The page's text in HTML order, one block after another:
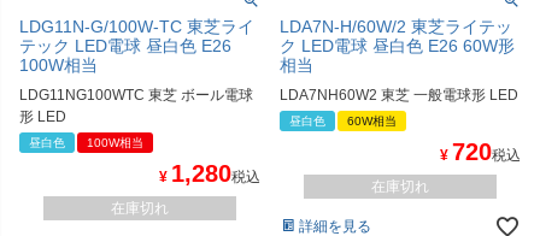
LDG11N-G/100W-TC 東芝ライ
テック LED電球 昼白色 E26
100W相当
LDG11NG100WTC 東芝 ボール電球
形 LED
昼白色 100W相当
¥ 1,280税込
在庫切れ
LDA7N-H/60W/2 東芝ライテッ
ク LED電球 昼白色 E26 60W形
相当
LDA7NH60W2 東芝 一般電球形 LED
昼白色 60W相当
¥ 720税込
在庫切れ
詳細を見る